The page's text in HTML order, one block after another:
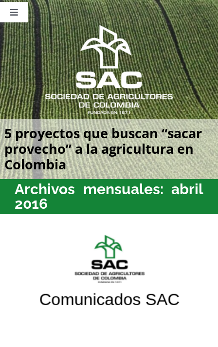
Saltar
contenido
Toggle
Navigation
Nosotros
Publicaciones
Sala de Prensa
Eventos
5 proyectos que buscan “sacar
provecho” a la agricultura en
Colombia
Archivos mensuales: abril
2016